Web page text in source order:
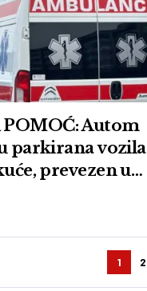
Autom
parkirana vozila
prevezen u
1 2